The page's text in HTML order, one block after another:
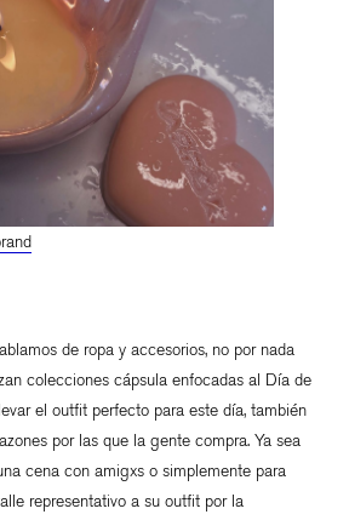
de ropa y accesorios, no por nada
colecciones cápsula enfocadas al Día de
el outfit perfecto para este día, también
por las que la gente compra. Ya sea
cena con amigxs o simplemente para
representativo a su outfit por la